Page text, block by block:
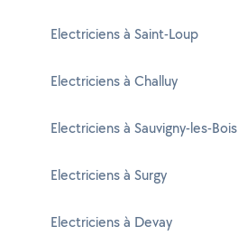
Electriciens à Saint-Loup
Electriciens à Challuy
Electriciens à Sauvigny-les-Bois
Electriciens à Surgy
Electriciens à Devay